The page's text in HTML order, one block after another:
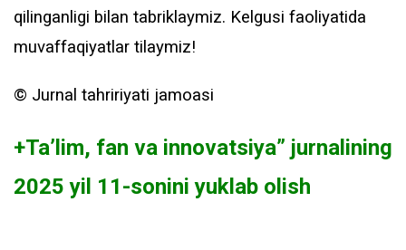
qilinganligi bilan tabriklaymiz. Kelgusi faoliyatida
muvaffaqiyatlar tilaymiz!
©️ Jurnal tahririyati jamoasi
+Ta’lim, fan va innovatsiya” jurnalining
2025 yil 11-sonini yuklab olish